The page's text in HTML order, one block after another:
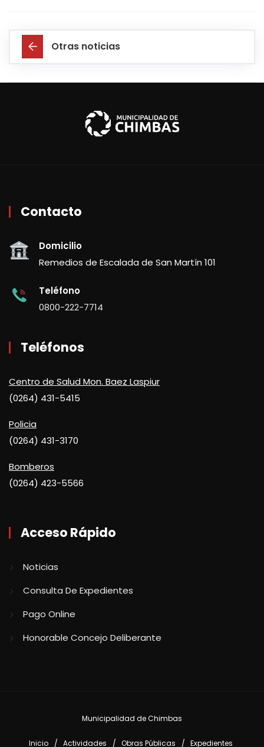
Otras noticias
Contacto
Domicilio
Remedios de Escalada de San Martín 101
Teléfono
0800-222-7714
Teléfonos
Centro de Salud Mon. Baez Laspiur
(0264) 431-5415
Policia
(0264) 431-3170
Bomberos
(0264) 423-5566
Acceso Rápido
Noticias
Consulta De Expedientes
Pago Online
Honorable Concejo Deliberante
Municipalidad de Chimbas
Inicio Actividades Obras Públicas Expedientes